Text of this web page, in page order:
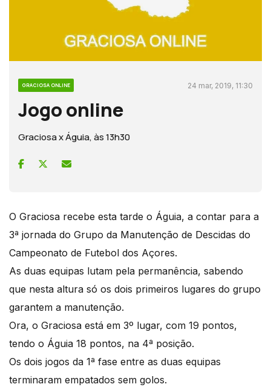
GRACIOSA ONLINE 24 mar, 2019, 11:30
Jogo online
Graciosa x Águia, às 13h30
O Graciosa recebe esta tarde o Águia, a contar para a
3ª jornada do Grupo da Manutenção de Descidas do
Campeonato de Futebol dos Açores.
As duas equipas lutam pela permanência, sabendo
que nesta altura só os dois primeiros lugares do grupo
garantem a manutenção.
Ora, o Graciosa está em 3º lugar, com 19 pontos,
tendo o Águia 18 pontos, na 4ª posição.
Os dois jogos da 1ª fase entre as duas equipas
terminaram empatados sem golos.